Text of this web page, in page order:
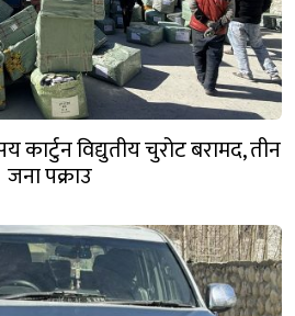
कार्टुन विद्युतीय चुरोट बरामद, तीन
जना पक्राउ